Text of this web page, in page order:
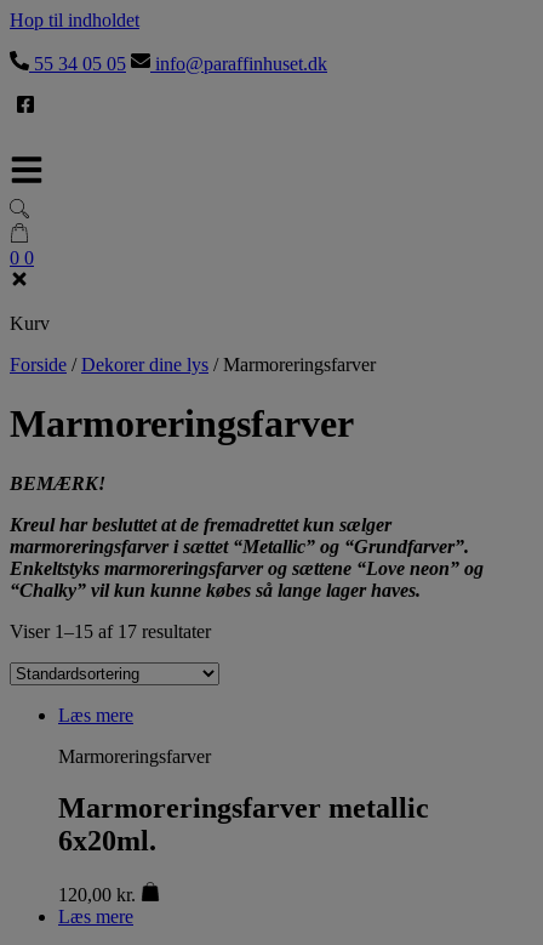
Hop til indholdet
55 34 05 05 info@paraffinhuset.dk
0 0
Kurv
Forside /Dekorer dine lys /Marmoreringsfarver
Marmoreringsfarver
BEMÆRK!
Kreul har besluttet at de fremadrettet kun sælger
marmoreringsfarver i sættet “Metallic” og “Grundfarver”.
Enkeltstyks marmoreringsfarver og sættene “Love neon” og
“Chalky” vil kun kunne købes så lange lager haves.
Viser 1–15 af 17 resultater
Læs mere
Marmoreringsfarver
Marmoreringsfarver metallic
6x20ml.
120,00 kr.
Læs mere